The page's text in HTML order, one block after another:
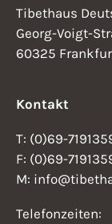
Tibethaus
Georg-Voigt-
60325
Kontakt
T: (0)69-
F: (0)69-
M:
Telefonzeiten: